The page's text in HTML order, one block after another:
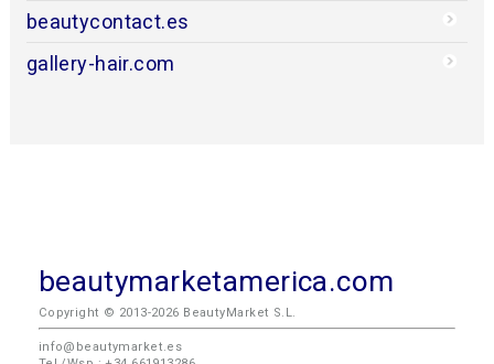
beautycontact.es
gallery-hair.com
beautymarketamerica.com
Copyright © 2013-2026 BeautyMarket S.L.
info@beautymarket.es